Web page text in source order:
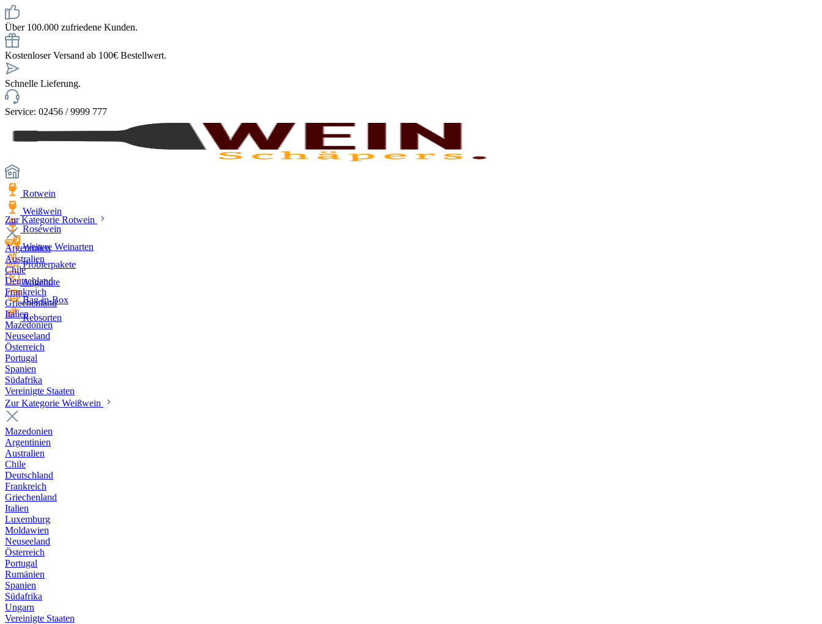
Über 100.000 zufriedene Kunden.
Kostenloser Versand ab 100€ Bestellwert.
Schnelle Lieferung.
Service: 02456 / 9999 777
Rotwein
Weißwein
Roséwein
Weitere Weinarten
Probierpakete
Angebote
Bag-in-Box
Rebsorten
Zur Kategorie Rotwein
Argentinien
Australien
Chile
Deutschland
Frankreich
Griechenland
Italien
Mazedonien
Neuseeland
Österreich
Portugal
Spanien
Südafrika
Vereinigte Staaten
Zur Kategorie Weißwein
Mazedonien
Argentinien
Australien
Chile
Deutschland
Frankreich
Griechenland
Italien
Luxemburg
Moldawien
Neuseeland
Österreich
Portugal
Rumänien
Spanien
Südafrika
Ungarn
Vereinigte Staaten